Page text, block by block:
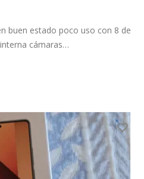
buen estado poco uso con 8 de
cámaras…